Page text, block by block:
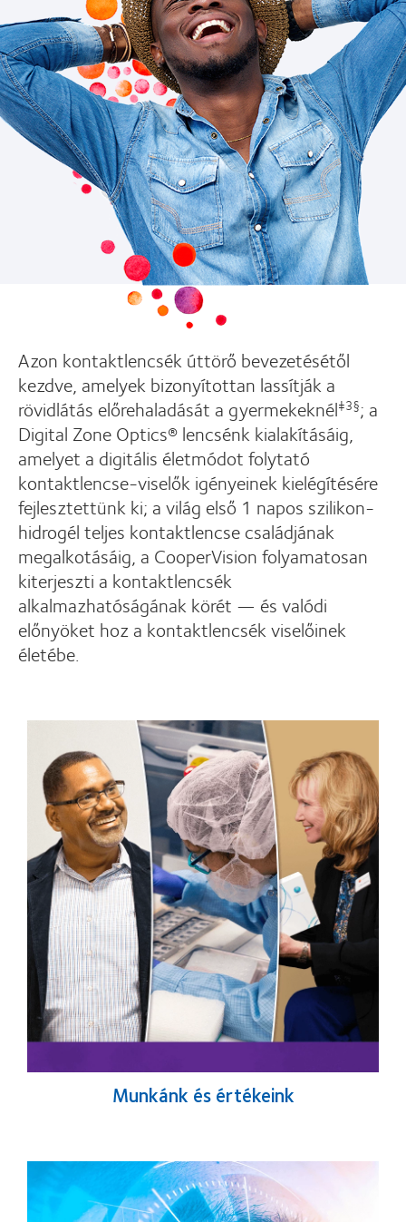
Azon kontaktlencsék úttörő bevezetésétől
kezdve, amelyek bizonyítottan lassítják a
rövidlátás előrehaladását a gyermekeknél‡3§; a
Digital Zone Optics® lencsénk kialakításáig,
amelyet a digitális életmódot folytató
kontaktlencse-viselők igényeinek kielégítésére
fejlesztettünk ki; a világ első 1 napos szilikon-
hidrogél teljes kontaktlencse családjának
megalkotásáig, a CooperVision folyamatosan
kiterjeszti a kontaktlencsék
alkalmazhatóságának körét — és valódi
előnyöket hoz a kontaktlencsék viselőinek
életébe.
Munkánk és értékeink